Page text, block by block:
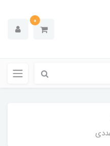
0